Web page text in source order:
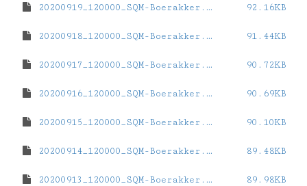
20200919_120000_SQM-Boerakker.dat 92.16KB
20200918_120000_SQM-Boerakker.dat 91.44KB
20200917_120000_SQM-Boerakker.dat 90.72KB
20200916_120000_SQM-Boerakker.dat 90.69KB
20200915_120000_SQM-Boerakker.dat 90.10KB
20200914_120000_SQM-Boerakker.dat 89.48KB
20200913_120000_SQM-Boerakker.dat 89.98KB